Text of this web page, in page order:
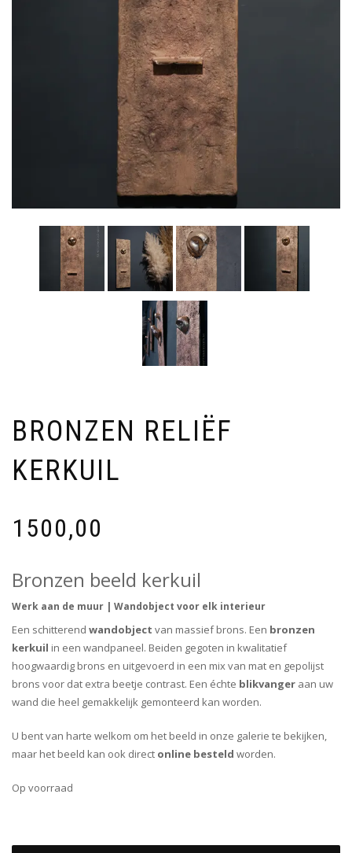
BRONZEN RELIËF
KERKUIL
1500,00
Bronzen beeld kerkuil
Werk aan de muur | Wandobject voor elk interieur
Een schitterend wandobject van massief brons. Een bronzen
kerkuil in een wandpaneel. Beiden gegoten in kwalitatief
hoogwaardig brons en uitgevoerd in een mix van mat en gepolijst
brons voor dat extra beetje contrast. Een échte blikvanger aan uw
wand die heel gemakkelijk gemonteerd kan worden.
U bent van harte welkom om het beeld in onze galerie te bekijken,
maar het beeld kan ook direct online besteld worden.
Op voorraad